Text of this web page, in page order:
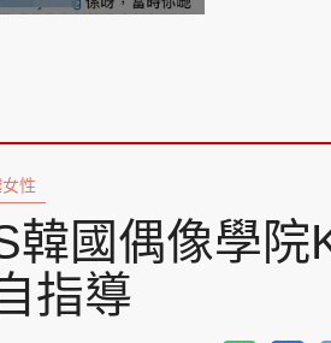
性
韓國偶像學院
指導